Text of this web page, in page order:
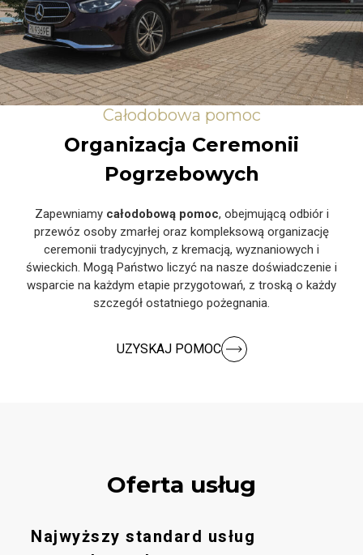
Całodobowa pomoc
Organizacja Ceremonii
Pogrzebowych
Zapewniamy całodobową pomoc, obejmującą odbiór i
przewóz osoby zmarłej oraz kompleksową organizację
ceremonii tradycyjnych, z kremacją, wyznaniowych i
świeckich. Mogą Państwo liczyć na nasze doświadczenie i
wsparcie na każdym etapie przygotowań, z troską o każdy
szczegół ostatniego pożegnania.
UZYSKAJ POMOC
Oferta usług
Najwyższy standard usług